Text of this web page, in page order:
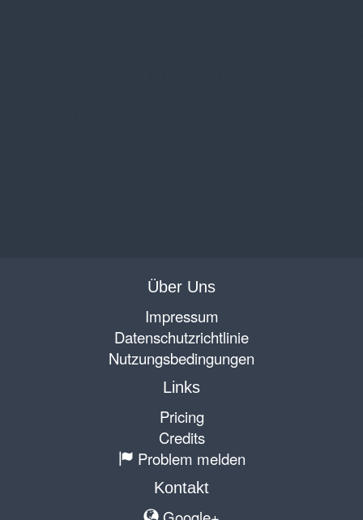
Über Uns
Impressum
Datenschutzrichtlinie
Nutzungsbedingungen
Links
Pricing
Credits
Problem melden
Kontakt